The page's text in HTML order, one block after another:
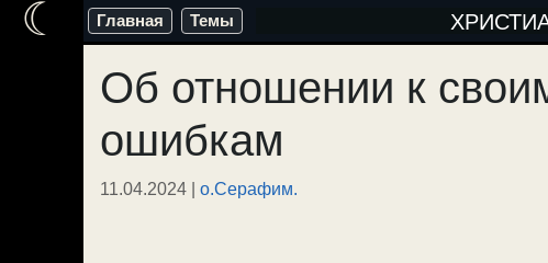
Перейти
содержимому
Главная Темы
Об отношении к
ошибкам
11.04.2024 | о.Серафим.
☾